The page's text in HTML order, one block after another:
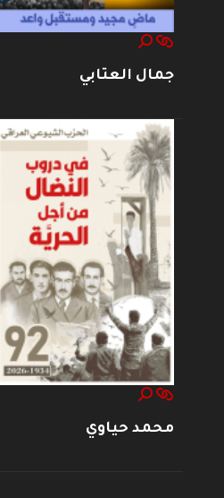
جمال العتابي
محمد حياوي